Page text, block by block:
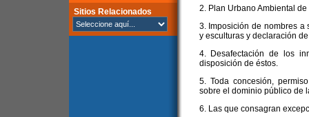
Sitios Relacionados
2. Plan Urbano Ambiental
3. Imposición de nombres a
y esculturas y declaración
4. Desafectación de los
disposición de éstos.
5. Toda concesión,
sobre el dominio público de
6. Las que consagran